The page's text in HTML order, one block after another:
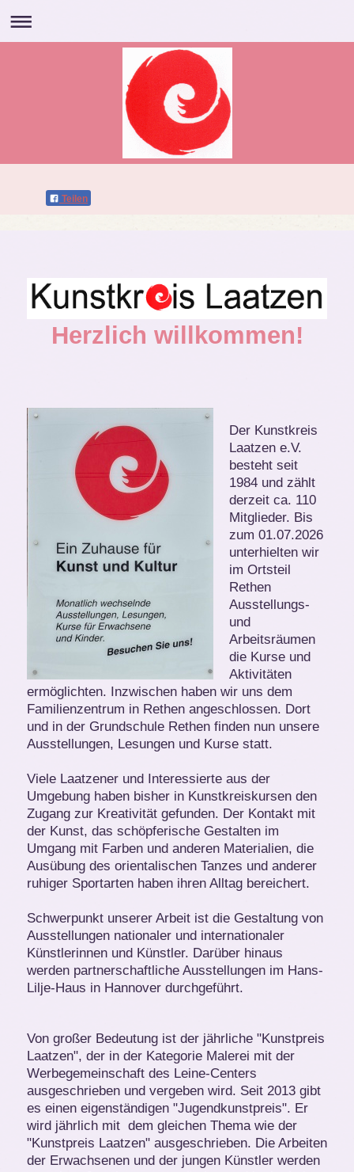
Teilen
Herzlich willkommen!
Der Kunstkreis
Laatzen e.V.
besteht seit
1984 und zählt
derzeit ca. 110
Mitglieder. Bis
zum 01.07.2026
unterhielten wir
im Ortsteil
Rethen
Ausstellungs-
und
Arbeitsräumen
die Kurse und
Aktivitäten
ermöglichten. Inzwischen haben wir uns dem
Familienzentrum in Rethen angeschlossen. Dort
und in der Grundschule Rethen finden nun unsere
Ausstellungen, Lesungen und Kurse statt.
Viele Laatzener und Interessierte aus der
Umgebung haben bisher in Kunstkreiskursen den
Zugang zur Kreativität gefunden. Der Kontakt mit
der Kunst, das schöpferische Gestalten im
Umgang mit Farben und anderen Materialien, die
Ausübung des orientalischen Tanzes und anderer
ruhiger Sportarten haben ihren Alltag bereichert.
Schwerpunkt unserer Arbeit ist die Gestaltung von
Ausstellungen nationaler und internationaler
Künstlerinnen und Künstler. Darüber hinaus
werden partnerschaftliche Ausstellungen im Hans-
Lilje-Haus in Hannover durchgeführt.
Von großer Bedeutung ist der jährliche "Kunstpreis
Laatzen", der in der Kategorie Malerei mit der
Werbegemeinschaft des Leine-Centers
ausgeschrieben und vergeben wird. Seit 2013 gibt
es einen eigenständigen "Jugendkunstpreis". Er
wird jährlich mit dem gleichen Thema wie der
"Kunstpreis Laatzen" ausgeschrieben. Die Arbeiten
der Erwachsenen und der jungen Künstler werden